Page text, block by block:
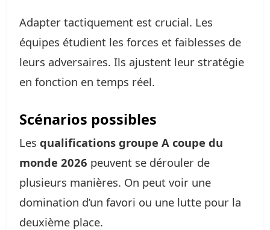
Adapter tactiquement est crucial. Les
équipes étudient les forces et faiblesses de
leurs adversaires. Ils ajustent leur stratégie
en fonction en temps réel.
Scénarios possibles
Les qualifications groupe A coupe du
monde 2026 peuvent se dérouler de
plusieurs manières. On peut voir une
domination d’un favori ou une lutte pour la
deuxième place.